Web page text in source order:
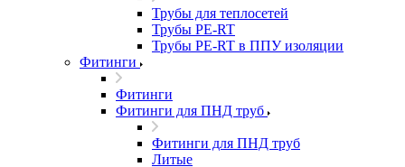
Трубы для теплосетей
Трубы PE-RT
Трубы PE-RT в ППУ изоляции
Фитинги
Фитинги
Фитинги для ПНД труб
Фитинги для ПНД труб
Литые